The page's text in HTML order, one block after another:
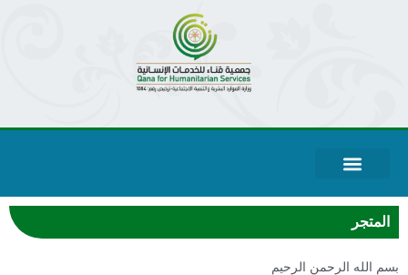
المتجر
الله الرحمن الرحيم